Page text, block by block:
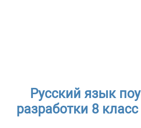
Русский язык
разработки 8 класс